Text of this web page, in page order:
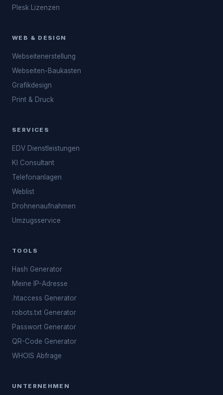
Plesk Lizenzen
WEB & DESIGN
Webseitenerstellung
Webseiten-Baukasten
Grafikdesign
Print & Druck
SERVICES
EDV Dienstleistungen
KI Consultant
Telefonanlagen
Weblist
Drohnenaufnahmen
Umzugsservice
TOOLS
Hash Generator
Meine IP-Adresse
.htaccess Generator
robots.txt Generator
Passwort Generator
QR-Code Generator
WHOIS Abfrage
UNTERNEHMEN